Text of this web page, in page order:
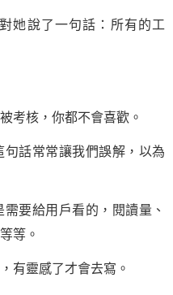
她說了一句話 ：所有的工
核，你都不會喜歡。
話常常讓我們誤解，以為
要給用戶看的，閱讀量、
等。
靈感了才會去寫。